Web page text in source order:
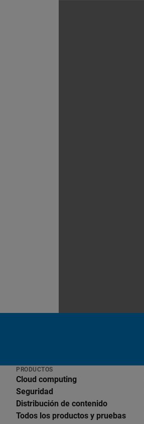
PRODUCTOS
Cloud computing
Seguridad
Distribución de contenido
Todos los productos y pruebas